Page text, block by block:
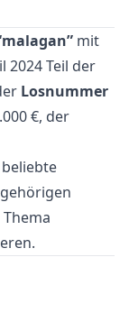
mit
2024 Teil der
Losnummer
€, der